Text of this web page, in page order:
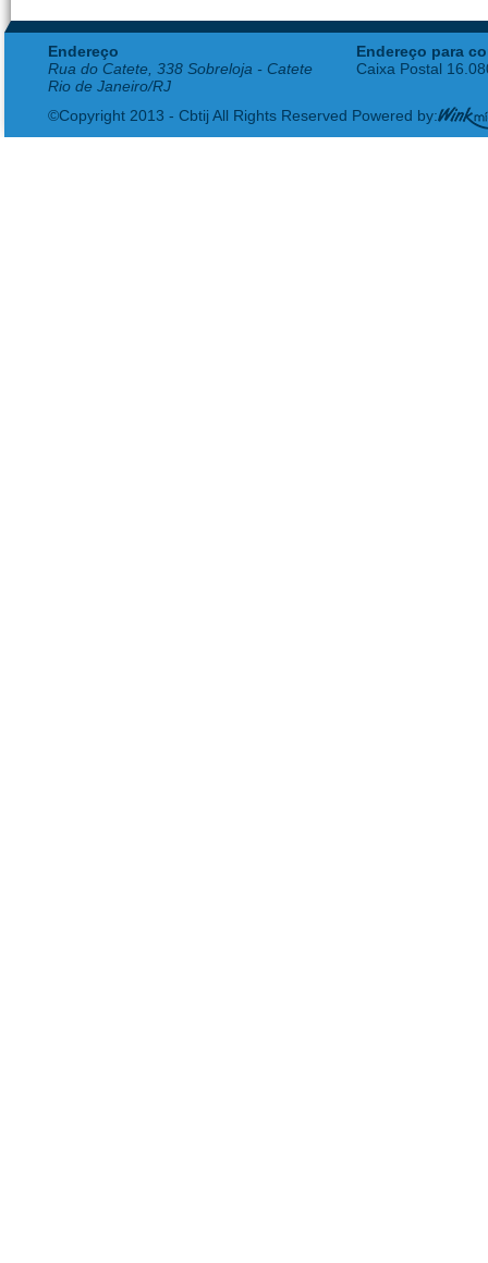
Endereço
Rua do Catete, 338 Sobreloja - Catete
Rio de Janeiro/RJ
Endereço para
Caixa Postal
©Copyright 2013 - Cbtij All Rights Reserved Powered by: